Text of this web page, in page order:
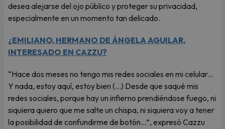
desea alejarse del ojo público y proteger su privacidad,
especialmente en un momento tan delicado.
¿EMILIANO, HERMANO DE ÁNGELA AGUILAR,
INTERESADO EN CAZZU?
“Hace dos meses no tengo mis redes sociales en mi celular...
Y nada, estoy aquí, estoy bien (...) Desde que saqué mis
redes sociales, porque hay un infierno prendiéndose fuego, ni
siquiera quiero que me salte un chispa, ni siquiera voy a tener
la posibilidad de confundirme de botón...”, expresó Cazzu